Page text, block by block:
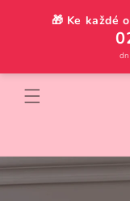
Přejít k
obsahu🎁 Ke každé